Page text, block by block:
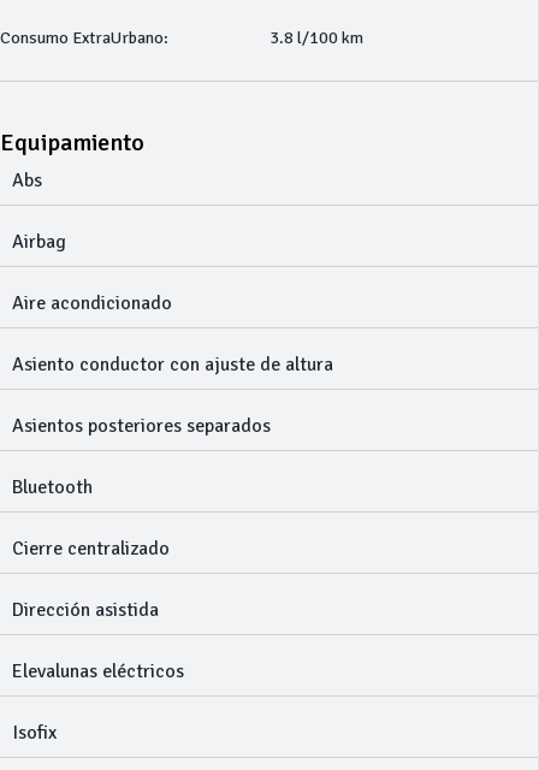
Consumo ExtraUrbano: 3.8 l/100 km
Equipamiento
Abs
Airbag
Aire acondicionado
Asiento conductor con ajuste de altura
Asientos posteriores separados
Bluetooth
Cierre centralizado
Dirección asistida
Elevalunas eléctricos
Isofix